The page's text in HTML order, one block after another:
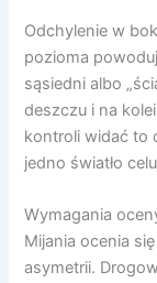
Odchylenie w
pozioma
sąsiedni albo
deszczu i na
kontroli widać to
jedno światło
Wymagania
Mijania ocenia
asymetrii.